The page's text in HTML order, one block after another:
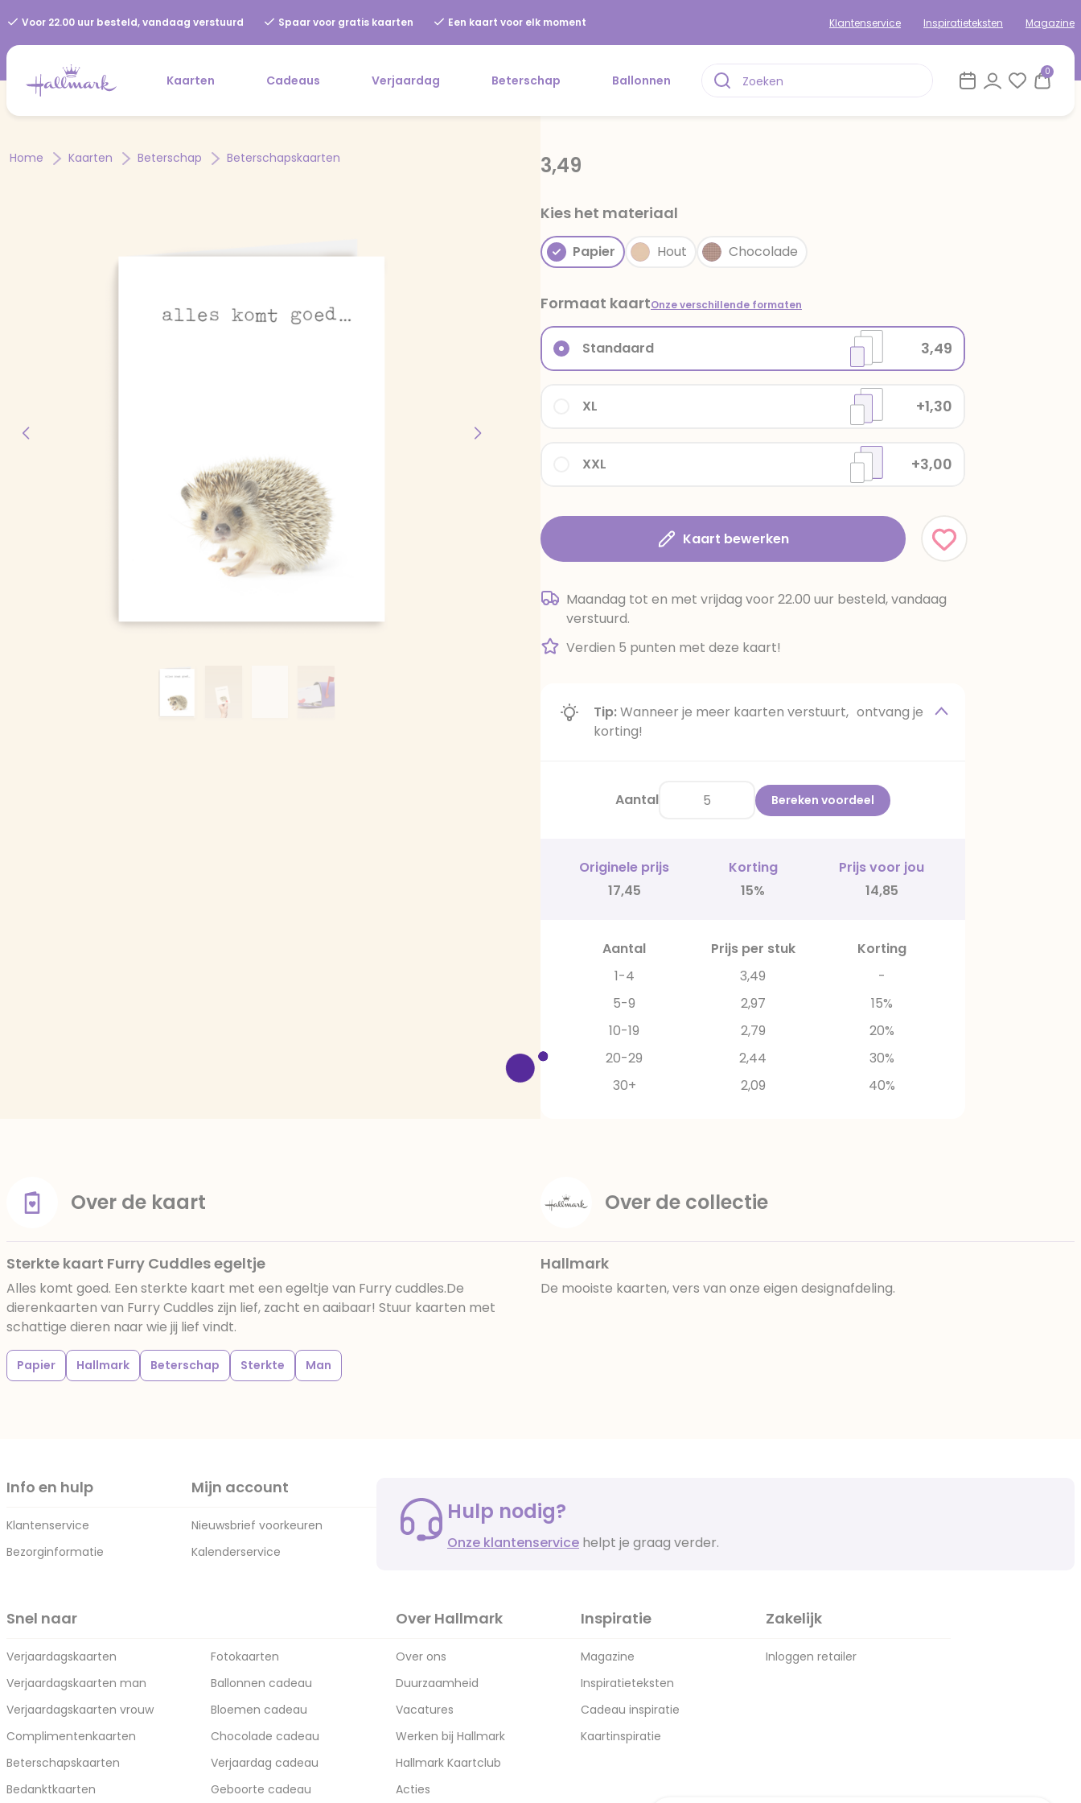
Voor 22.00 uur besteld, vandaag verstuurd Spaar voor gratis kaarten Een kaart voor elk moment Klantenservice Inspiratieteksten Magazine
Kaarten Cadeaus Verjaardag Beterschap Ballonnen
0
Home Kaarten Beterschap Beterschapskaarten 3,49
Kies het materiaal
Papier Hout Chocolade
Formaat kaartOnze verschillende formaten
XXL +3,00
XL +1,30
Standaard 3,49
Kaart bewerken
Maandag tot en met vrijdag voor 22.00 uur besteld, vandaag
verstuurd.
Verdien 5 punten met deze kaart!
Tip:Wanneer je meer kaarten verstuurt, ontvang je
korting!
Aantal Bereken voordeel
Originele prijs Korting
Prijs voor jou
17,45
15% 14,85
Aantal Prijs per stuk
Korting
1-4
3,49
-
5-9
2,97
15%
10-19
2,79
20%
20-29
2,44
30%
30+
2,09 40%
Over de kaart
Sterkte kaart Furry Cuddles egeltje
Alles komt goed. Een sterkte kaart met een egeltje van Furry cuddles.De
dierenkaarten van Furry Cuddles zijn lief, zacht en aaibaar! Stuur kaarten met
schattige dieren naar wie jij lief vindt.
Papier Hallmark Beterschap Sterkte Man
Over de collectie
Hallmark
De mooiste kaarten, vers van onze eigen designafdeling.
Info en hulp
Klantenservice
Bezorginformatie
Mijn account
Nieuwsbrief voorkeuren
Kalenderservice
Hulp nodig?
Onze klantenservice helpt je graag verder.
Snel naar
Verjaardagskaarten
Verjaardagskaarten man
Verjaardagskaarten vrouw
Complimentenkaarten
Beterschapskaarten
Bedanktkaarten
Fotokaarten
Ballonnen cadeau
Bloemen cadeau
Chocolade cadeau
Verjaardag cadeau
Geboorte cadeau
Over Hallmark
Over ons
Duurzaamheid
Vacatures
Werken bij Hallmark
Hallmark Kaartclub
Acties
Inspiratie
Magazine
Inspiratieteksten
Cadeau inspiratie
Kaartinspiratie
Zakelijk
Inloggen retailer